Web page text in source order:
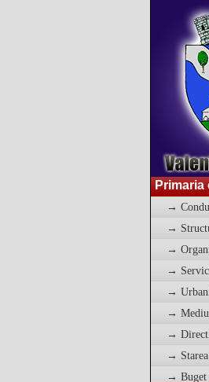
→
→
→
→
→
→ Mediu
→
→
→ Buget